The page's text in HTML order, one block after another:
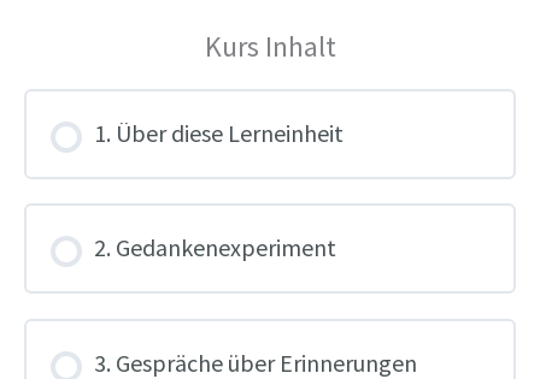
Kurs Inhalt
1. Über diese Lerneinheit
2. Gedankenexperiment
3. Gespräche über Erinnerungen